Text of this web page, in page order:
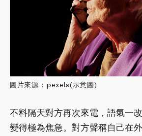
圖片來源 : pexels(示意圖)
不料隔天對方再次來電，語氣一
變得極為焦急。對方聲稱自己在